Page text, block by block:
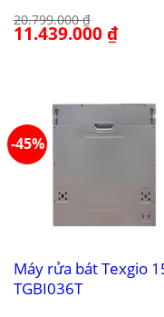
20.799.000₫
Giá
gốc
11.439.000₫Giá
hiện
-45%
Máy rửa bát Texgio
TGBI036T